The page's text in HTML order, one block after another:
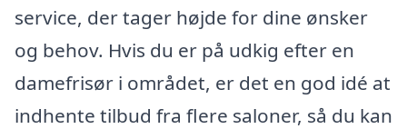
service, der tager højde for dine ønsker
og behov. Hvis du er på udkig efter en
damefrisør i området, er det en god idé at
indhente tilbud fra flere saloner, så du kan